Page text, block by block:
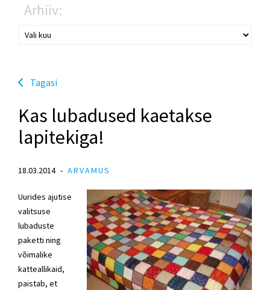
Arhiiv:
Tagasi
Kas lubadused kaetakse
lapitekiga!
18.03.2014 ARVAMUS
Uurides ajutise
valitsuse
lubaduste
paketti ning
võimalike
katteallikaid,
paistab, et